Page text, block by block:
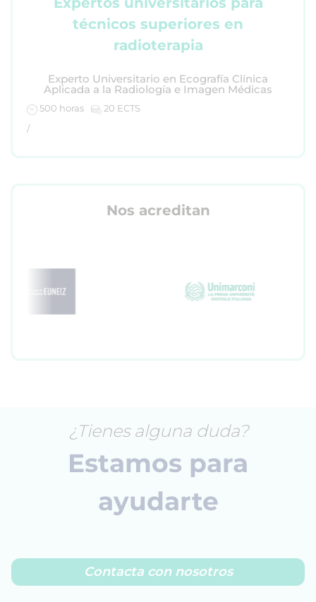
técnicos superiores en
radioterapia
Experto Universitario en Ecografía Clínica
Aplicada a la Radiología e Imagen Médicas
500 horas
20 ECTS
/
Nos acreditan
¿Tienes alguna duda?
Estamos para
ayudarte
Contacta con nosotros